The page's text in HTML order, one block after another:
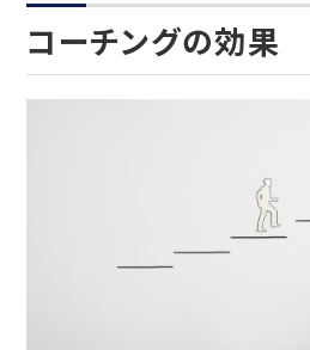
コーチングの効果